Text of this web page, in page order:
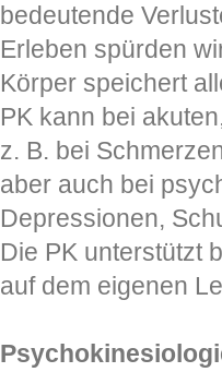
bedeutende
Erleben spürden
Körper speichert
PK kann bei
z. B. bei
aber auch bei
Depressionen,
Die PK unterstützt
auf dem eigenen